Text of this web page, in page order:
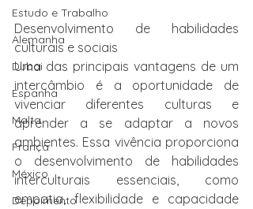
Estudo e Trabalho
Alemanha
Dubai
Espanha
Malta
França
México
Depoimento
Desenvolvimento de habilidades
culturais e sociais
Uma das principais vantagens de um
intercâmbio é a oportunidade de
vivenciar diferentes culturas e
aprender a se adaptar a novos
ambientes. Essa vivência proporciona
o desenvolvimento de habilidades
interculturais essenciais, como
empatia, flexibilidade e capacidade